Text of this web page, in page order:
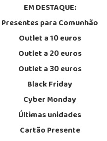
EM DESTAQUE:
Presentes para Comunhão
Outlet a 10 euros
Outlet a 20 euros
Outlet a 30 euros
Black Friday
Cyber Monday
Últimas unidades
Cartão Presente